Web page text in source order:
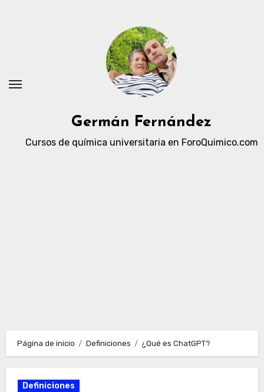
Germán Fernández
Cursos de química universitaria en ForoQuimico.com
Página de inicio Definiciones ¿Qué es ChatGPT?
Definiciones